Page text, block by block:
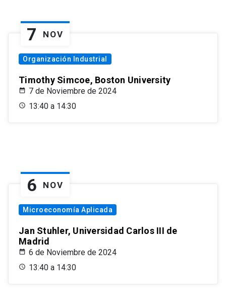
7 NOV
Organización Industrial
Timothy Simcoe, Boston University
7 de Noviembre de 2024
13:40 a 14:30
6 NOV
Microeconomía Aplicada
Jan Stuhler, Universidad Carlos III de
Madrid
6 de Noviembre de 2024
13:40 a 14:30